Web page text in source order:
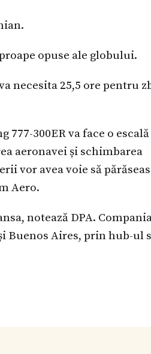
opuse ale globului.
necesita 25,5 ore pentru
300ER va face o
aeronavei și schimbarea
vor avea voie să
Aero.
notează DPA.
Buenos Aires, prin hub-ul